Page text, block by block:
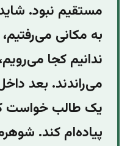
مستقیم نبود.
به مکانی
ندانیم کجا
می‌راندند. بعد
یک طالب خواست
پیاده‌ام کند.